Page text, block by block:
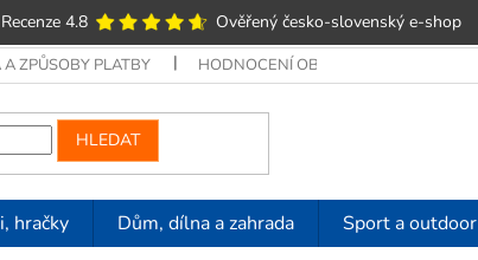
Recenze 4.8 Ověřený česko-slovenský e‑shop
A ZPŮSOBY PLATBY HODNOCENÍ OBCHODU
HLEDAT
hračky Dům, dílna a zahrada Sport a outdoor